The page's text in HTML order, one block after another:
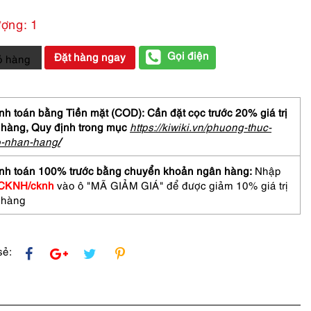
1
hàng Đặt hàng ngay Gọi điện
toán bằng Tiền mặt (COD): Cần đặt cọc trước 20% giá trị
Quy định trong mục https://kiwiki.vn/phuong-thuc-
nhan-hang/
toán 100% trước bằng chuyển khoản ngân hàng: Nhập
cknh vào ô "MÃ GIẢM GIÁ" để được giảm 10% giá trị